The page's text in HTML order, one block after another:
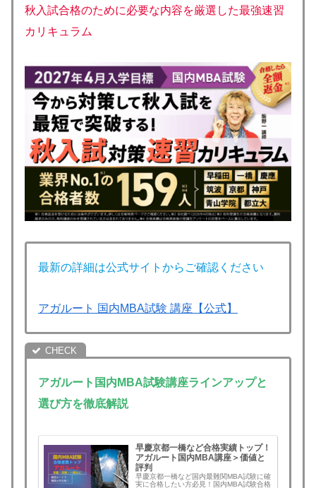
秋入試合格のために必要な内容を厳選した最強速習
カリキュラム
最新の詳細は公式サイトからご確認ください
アガルート 国内MBA試験 講座【公式】
アガルート国内MBA試験講座ラインアップと
選び方を徹底解説
早慶京都一橋など合格実績トップ！
アガルート国内MBA講座＞価値と
評判
早慶京都一橋など国内最難関MBA試験に確
実に合格したい方必見！国内MBA試験合格